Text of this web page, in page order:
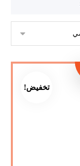
تخفيض!